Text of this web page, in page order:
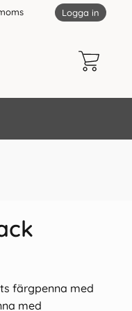
Logga in
färgpenna med
med